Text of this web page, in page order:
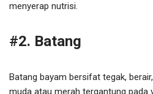
menyerap nutrisi.
#2. Batang
Batang bayam bersifat tegak,
muda atau merah tergantung pada